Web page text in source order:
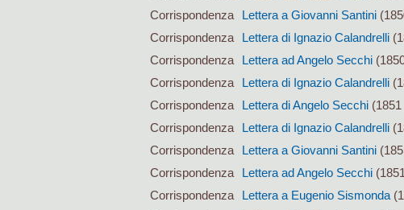
Corrispondenza
Lettera a Giovanni Santini
Corrispondenza
Lettera di Ignazio Calandrelli
Corrispondenza
Lettera ad Angelo Secchi
Corrispondenza
Lettera di Ignazio Calandrelli
Corrispondenza
Lettera di Angelo Secchi
Corrispondenza
Lettera di Ignazio Calandrelli
Corrispondenza
Lettera a Giovanni Santini
Corrispondenza
Lettera ad Angelo Secchi
Corrispondenza
Lettera a Eugenio Sismonda